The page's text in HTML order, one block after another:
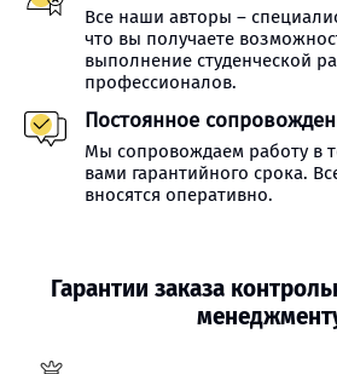
Все наши авторы –
что вы получаете
выполнение студенческой
профессионалов.
Постоянное
Мы сопровождаем работу в
вами гарантийного срока.
вносятся оперативно.
Гарантии заказа